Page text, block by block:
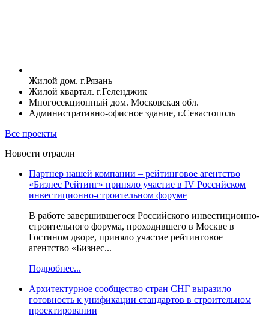
Жилой дом. г.Рязань
Жилой квартал. г.Геленджик
Многосекционный дом. Московская обл.
Административно-офисное здание, г.Севастополь
Все проекты
Новости отрасли
Партнер нашей компании – рейтинговое агентство
«Бизнес Рейтинг» приняло участие в IV Российском
инвестиционно-строительном форуме
В работе завершившегося Российского инвестиционно-
строительного форума, проходившего в Москве в
Гостином дворе, приняло участие рейтинговое
агентство «Бизнес...
Подробнее...
Архитектурное сообщество стран СНГ выразило
готовность к унификации стандартов в строительном
проектировании